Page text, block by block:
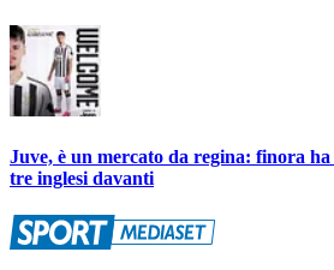
Juve, è un mercato da regina: finora ha
tre inglesi davanti